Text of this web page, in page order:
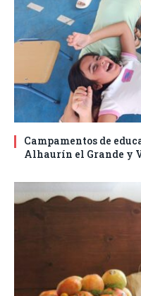
Campamentos de
Alhaurín el Grande y